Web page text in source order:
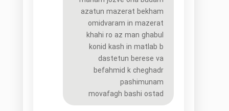
azatun mazerat bekham
omidvaram in mazerat
khahi ro az man ghabul
konid kash in matlab b
dastetun berese va
befahmid k cheghadr
pashimunam
movafagh bashi ostad